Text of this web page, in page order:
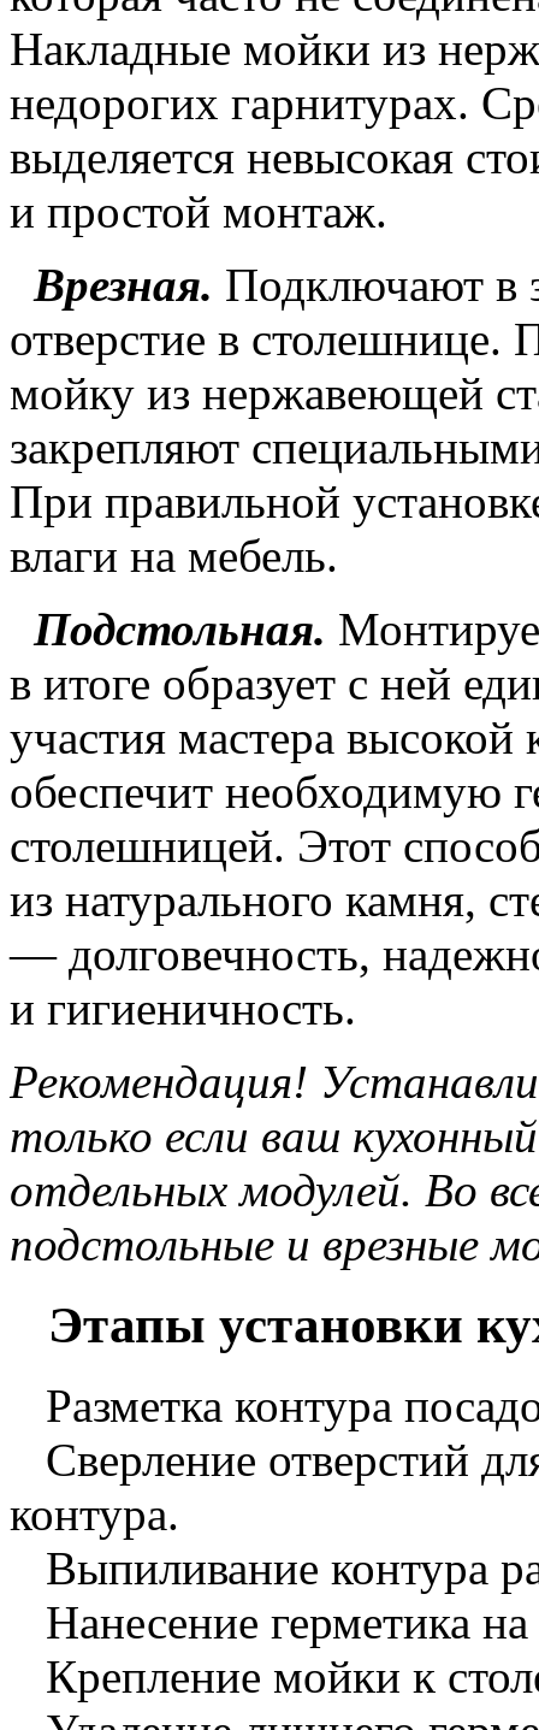
Накладные мойки из
недорогих гарнитурах.
выделяется невысокая
и простой монтаж.
Врезная. Подключают в
отверстие в столешнице.
мойку из нержавеющей
закрепляют
При правильной
влаги на мебель.
Подстольная.
в итоге образует с ней
участия мастера
обеспечит необходимую
столешницей. Этот
из натурального камня,
— долговечность,
и гигиеничность.
Рекомендация!
только если ваш
отдельных модулей. Во
подстольные и врезные
Этапы установки
Разметка контура
Сверление отверстий
контура.
Выпиливание контура
Нанесение герметика
Крепление мойки к